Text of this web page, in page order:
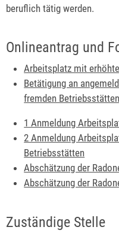
beruflich tätig werden.
Onlineantrag und
Arbeitsplatz mit
Betätigung an
fremden
1 Anmeldung
2 Anmeldung
Betriebsstätten
Abschätzung der
Abschätzung der
Zuständige Stelle